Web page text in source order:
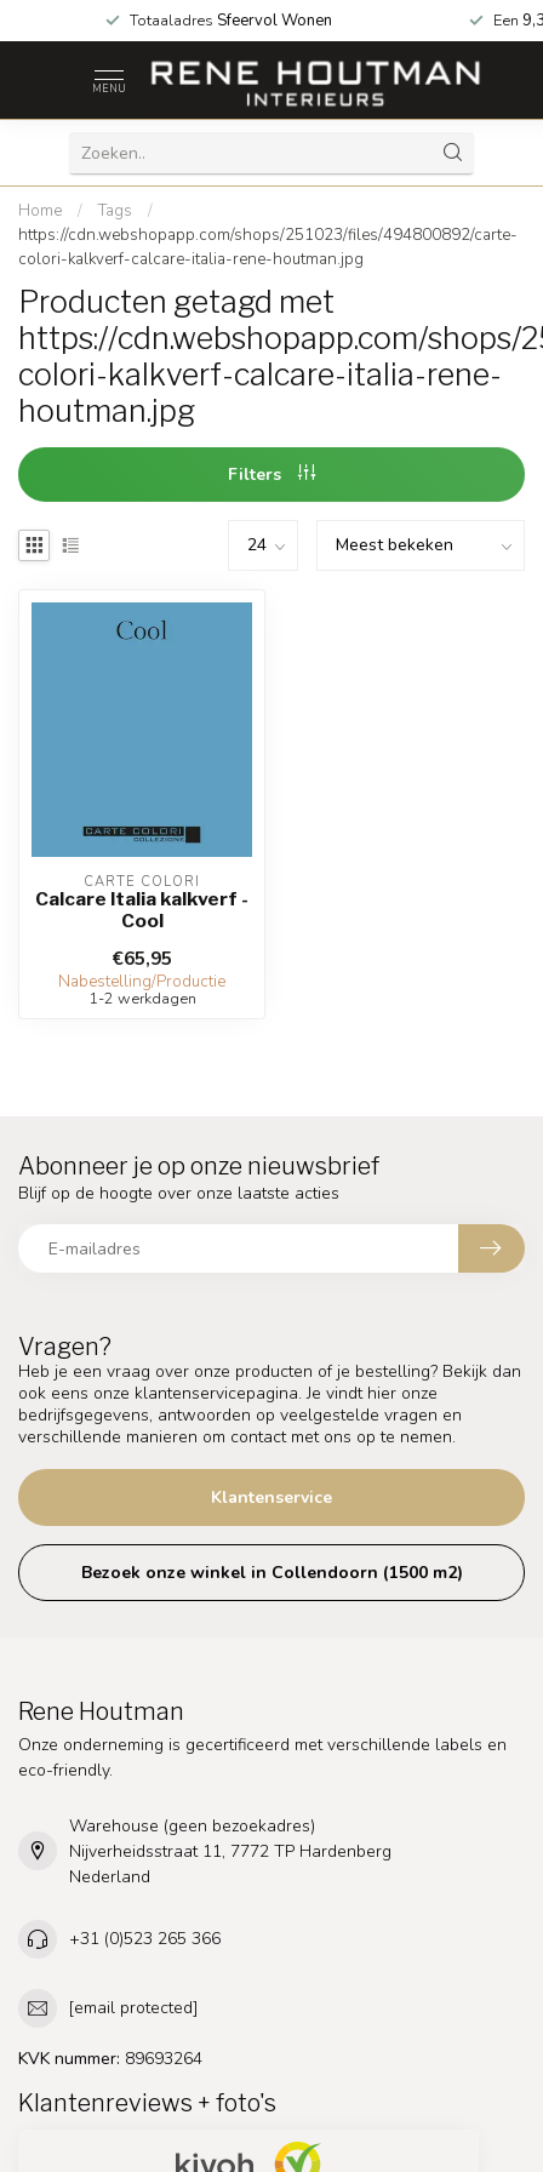
Totaaladres Sfeervol Wonen Een
MENU
Home / Tags
/
https://cdn.webshopapp.com/shops/251023/files/494800892/carte-
colori-kalkverf-calcare-italia-rene-houtman.jpg
Producten getagd met
https://cdn.webshopapp.com/
colori-kalkverf-calcare-italia-rene-
houtman.jpg
Filters
CARTE COLORI
Calcare Italia kalkverf -
Cool
€65,95
Nabestelling/Productie
1-2 werkdagen
Vragen?
Heb je een vraag over onze producten of je bestelling? Bekijk dan
ook eens onze klantenservicepagina. Je vindt hier onze
bedrijfsgegevens, antwoorden op veelgestelde vragen en
verschillende manieren om contact met ons op te nemen.
Klantenservice
Bezoek onze winkel in Collendoorn (1500 m2)
Abonneer je op onze nieuwsbrief
Blijf op de hoogte over onze laatste acties
Rene Houtman
Onze onderneming is gecertificeerd met verschillende labels en
eco-friendly.
Warehouse (geen bezoekadres)
Nijverheidsstraat 11, 7772 TP Hardenberg
Nederland
+31 (0)523 265 366
[email protected]
KVK nummer: 89693264
Klantenreviews + foto's